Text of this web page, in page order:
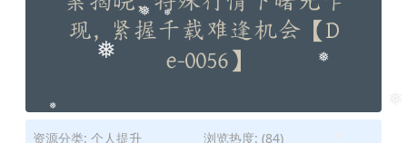
❅
❅
❅
❅
资源分类: 个人提升
浏览热度: (84)